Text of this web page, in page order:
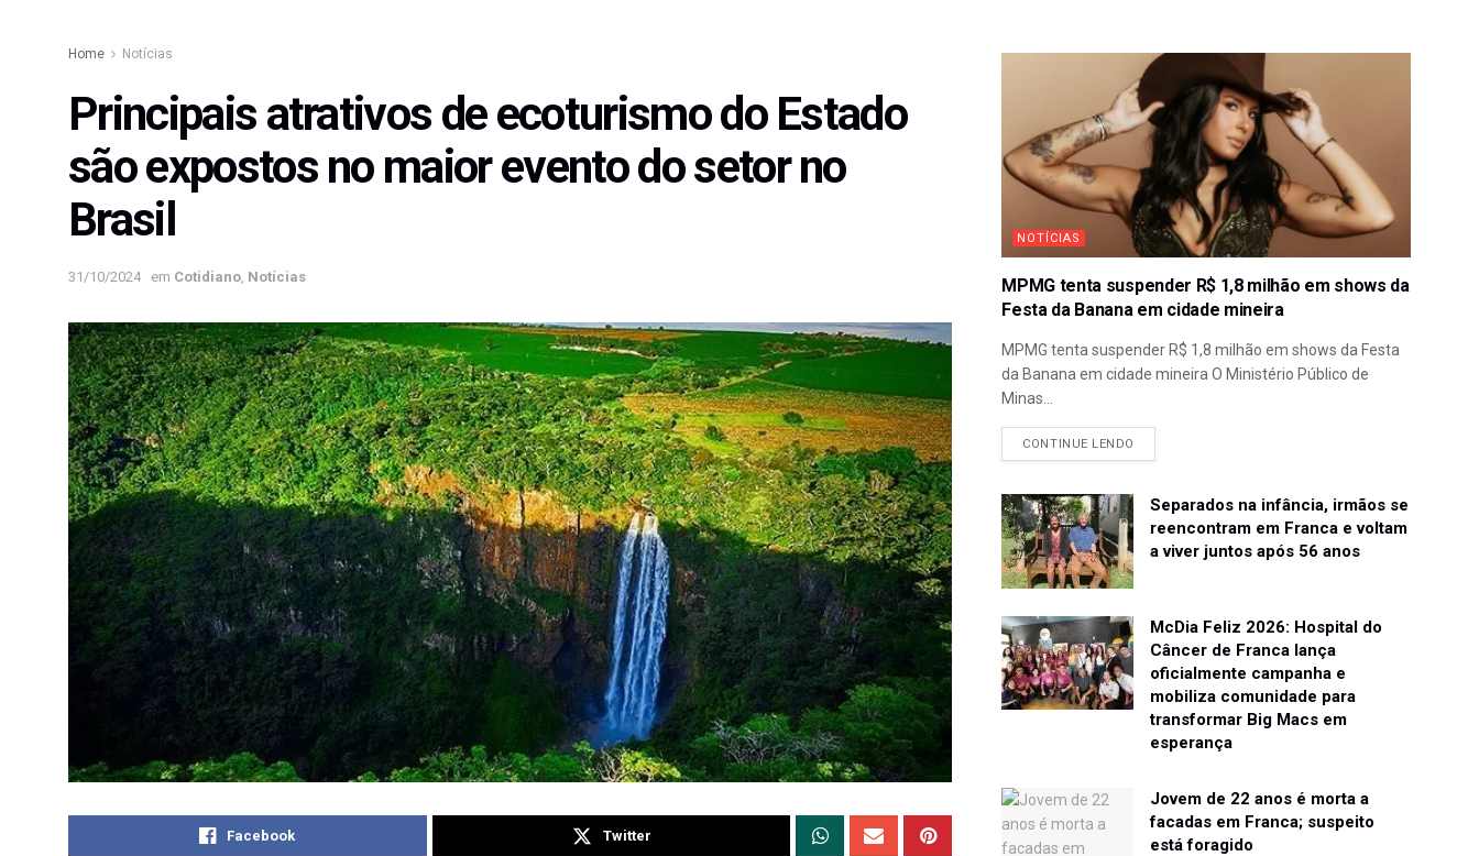
Home Notícias
Principais atrativos de ecoturismo do Estado
são expostos no maior evento do setor no
Brasil
31/10/2024 em Cotidiano Notícias
Facebook Twitter
NOTÍCIAS
MPMG tenta suspender R$ 1,8 milhão em shows da
Festa da Banana em cidade mineira
MPMG tenta suspender R$ 1,8 milhão em shows da Festa
da Banana em cidade mineira O Ministério Público de
Minas...
CONTINUE LENDO
Separados na infância, irmãos se
reencontram em Franca e voltam
a viver juntos após 56 anos
McDia Feliz 2026: Hospital do
Câncer de Franca lança
oficialmente campanha e
mobiliza comunidade para
transformar Big Macs em
esperança
Jovem de 22 anos é morta a
facadas em Franca; suspeito
está foragido